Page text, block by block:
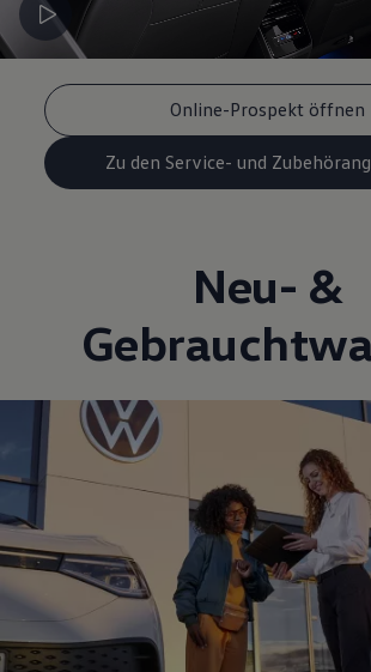
Online-Prospekt öffnen
Zu den Service- und
Neu- &